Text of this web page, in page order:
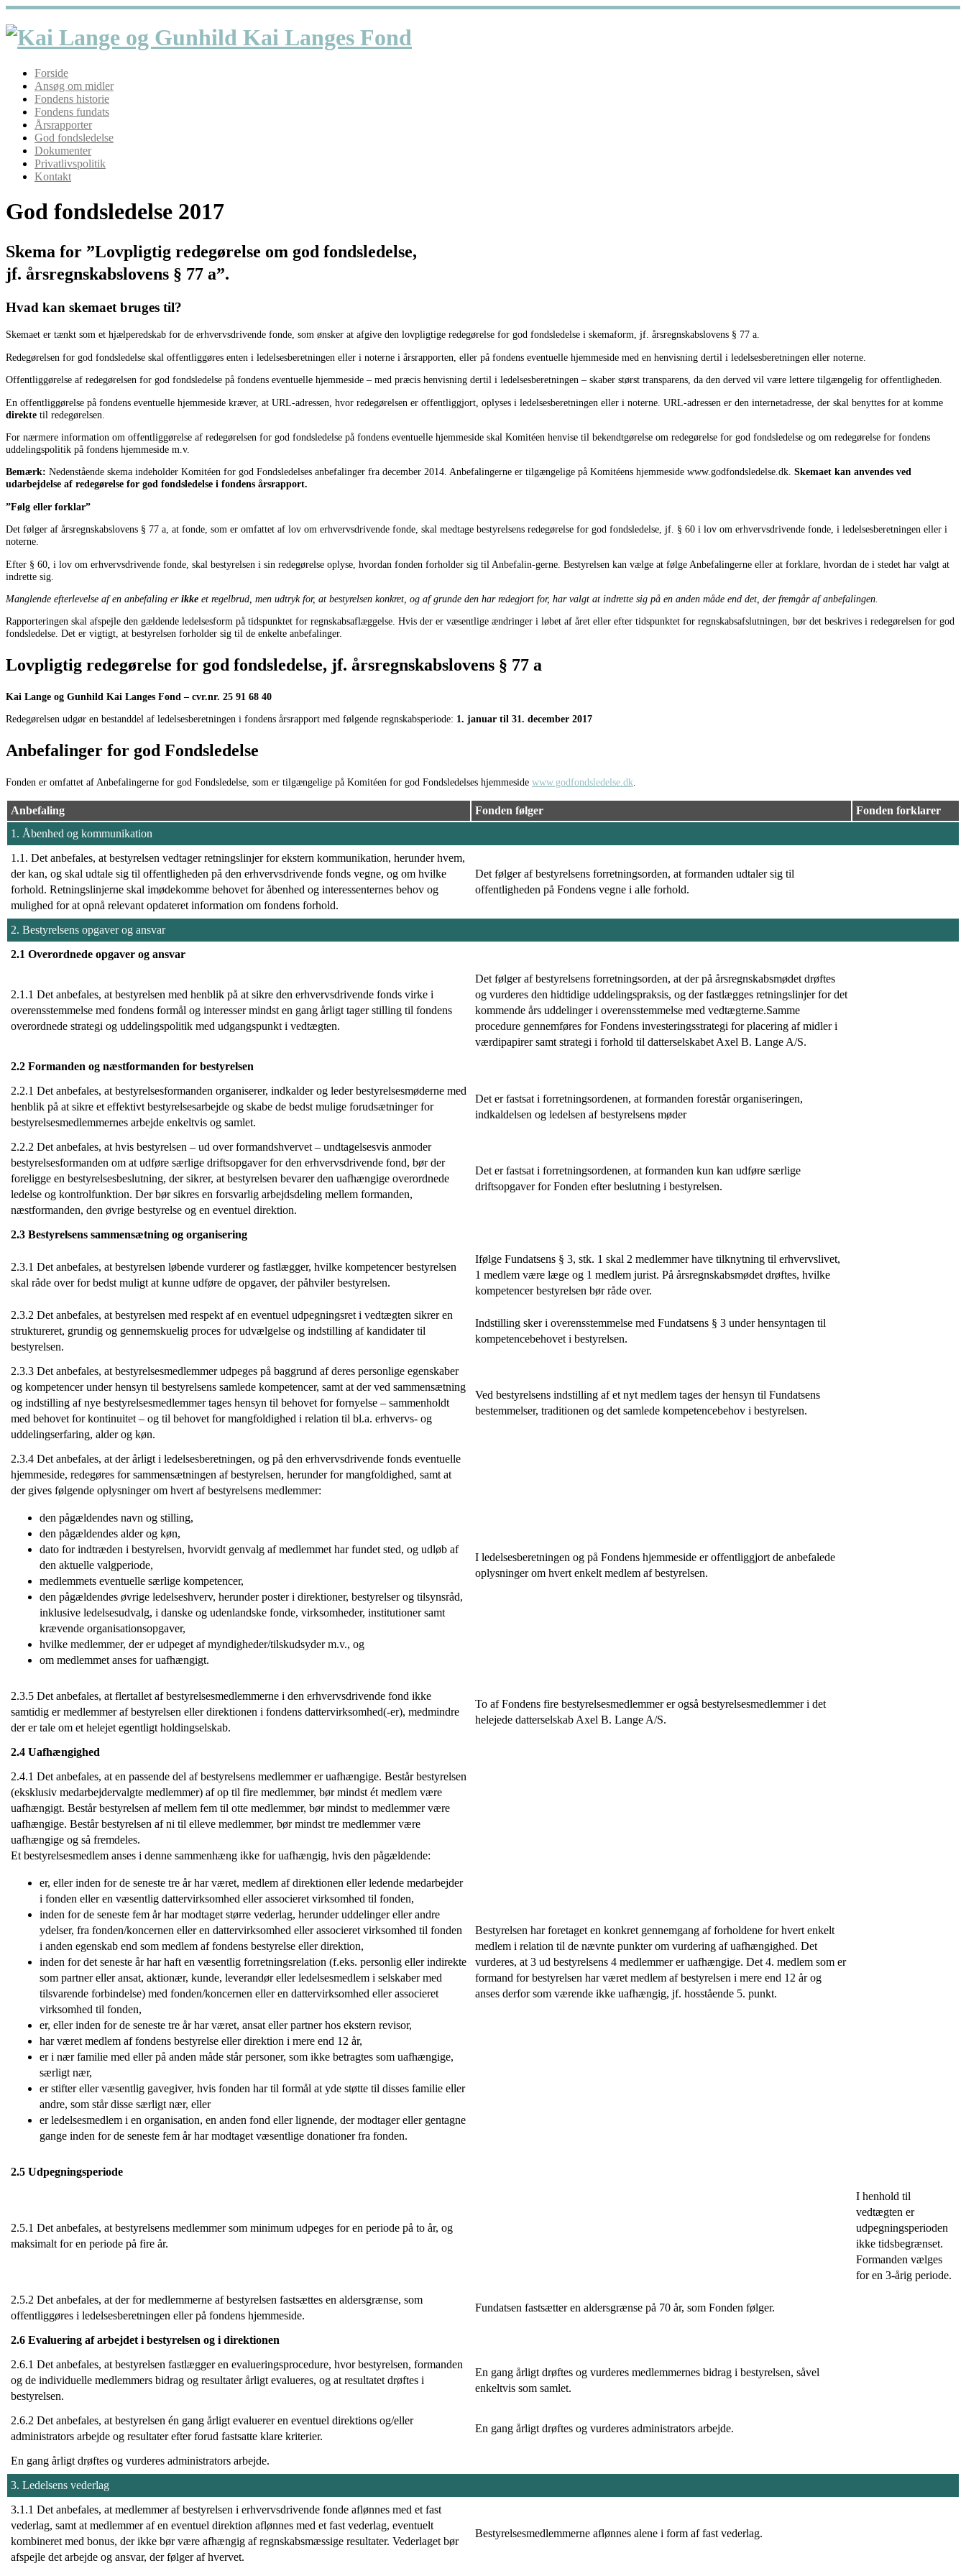
Forside
Ansøg om midler
Fondens historie
Fondens fundats
Årsrapporter
God fondsledelse
Dokumenter
Privatlivspolitik
Kontakt
God fondsledelse 2017
Skema for ”Lovpligtig redegørelse om god fondsledelse,
jf. årsregnskabslovens § 77 a”.
Hvad kan skemaet bruges til?
Skemaet er tænkt som et hjælperedskab for de erhvervsdrivende fonde, som ønsker at afgive den lovpligtige redegørelse for god fondsledelse i skemaform, jf. årsregnskabslovens § 77 a.
Redegørelsen for god fondsledelse skal offentliggøres enten i ledelsesberetningen eller i noterne i årsrapporten, eller på fondens eventuelle hjemmeside med en henvisning dertil i ledelsesberetningen eller noterne.
Offentliggørelse af redegørelsen for god fondsledelse på fondens eventuelle hjemmeside – med præcis henvisning dertil i ledelsesberetningen – skaber størst transparens, da den derved vil være lettere tilgængelig for offentligheden.
En offentliggørelse på fondens eventuelle hjemmeside kræver, at URL-adressen, hvor redegørelsen er offentliggjort, oplyses i ledelsesberetningen eller i noterne. URL-adressen er den internetadresse, der skal benyttes for at komme
direkte til redegørelsen.
For nærmere information om offentliggørelse af redegørelsen for god fondsledelse på fondens eventuelle hjemmeside skal Komitéen henvise til bekendtgørelse om redegørelse for god fondsledelse og om redegørelse for fondens
uddelingspolitik på fondens hjemmeside m.v.
Bemærk: Nedenstående skema indeholder Komitéen for god Fondsledelses anbefalinger fra december 2014. Anbefalingerne er tilgængelige på Komitéens hjemmeside www.godfondsledelse.dk. Skemaet kan anvendes ved
udarbejdelse af redegørelse for god fondsledelse i fondens årsrapport.
”Følg eller forklar”
Det følger af årsregnskabslovens § 77 a, at fonde, som er omfattet af lov om erhvervsdrivende fonde, skal medtage bestyrelsens redegørelse for god fondsledelse, jf. § 60 i lov om erhvervsdrivende fonde, i ledelsesberetningen eller i
noterne.
Efter § 60, i lov om erhvervsdrivende fonde, skal bestyrelsen i sin redegørelse oplyse, hvordan fonden forholder sig til Anbefalin-gerne. Bestyrelsen kan vælge at følge Anbefalingerne eller at forklare, hvordan de i stedet har valgt at
indrette sig.
Manglende efterlevelse af en anbefaling erikke et regelbrud, men udtryk for, at bestyrelsen konkret, og af grunde den har redegjort for, har valgt at indrette sig på en anden måde end det, der fremgår af anbefalingen.
Rapporteringen skal afspejle den gældende ledelsesform på tidspunktet for regnskabsaflæggelse. Hvis der er væsentlige ændringer i løbet af året eller efter tidspunktet for regnskabsafslutningen, bør det beskrives i redegørelsen for god
fondsledelse. Det er vigtigt, at bestyrelsen forholder sig til de enkelte anbefalinger.
Lovpligtig redegørelse for god fondsledelse, jf. årsregnskabslovens § 77 a
Kai Lange og Gunhild Kai Langes Fond – cvr.nr. 25 91 68 40
Redegørelsen udgør en bestanddel af ledelsesberetningen i fondens årsrapport med følgende regnskabsperiode: 1. januar til 31. december 2017
Anbefalinger for god Fondsledelse
Fonden er omfattet af Anbefalingerne for god Fondsledelse, som er tilgængelige på Komitéen for god Fondsledelses hjemmeside www.godfondsledelse.dk.
Anbefaling Fonden følger
Fonden forklarer
1. Åbenhed og kommunikation
1.1. Det anbefales, at bestyrelsen vedtager retningslinjer for ekstern kommunikation, herunder hvem,
der kan, og skal udtale sig til offentligheden på den erhvervsdrivende fonds vegne, og om hvilke
forhold. Retningslinjerne skal imødekomme behovet for åbenhed og interessenternes behov og
mulighed for at opnå relevant opdateret information om fondens forhold.
Det følger af bestyrelsens forretningsorden, at formanden udtaler sig til
offentligheden på Fondens vegne i alle forhold.
2. Bestyrelsens opgaver og ansvar
2.1 Overordnede opgaver og ansvar
2.1.1 Det anbefales, at bestyrelsen med henblik på at sikre den erhvervsdrivende fonds virke i
overensstemmelse med fondens formål og interesser mindst en gang årligt tager stilling til fondens
overordnede strategi og uddelingspolitik med udgangspunkt i vedtægten.
Det følger af bestyrelsens forretningsorden, at der på årsregnskabsmødet drøftes
og vurderes den hidtidige uddelingspraksis, og der fastlægges retningslinjer for det
kommende års uddelinger i overensstemmelse med vedtægterne.Samme
procedure gennemføres for Fondens investeringsstrategi for placering af midler i
værdipapirer samt strategi i forhold til datterselskabet Axel B. Lange A/S.
2.2 Formanden og næstformanden for bestyrelsen
2.2.1 Det anbefales, at bestyrelsesformanden organiserer, indkalder og leder bestyrelsesmøderne med
henblik på at sikre et effektivt bestyrelsesarbejde og skabe de bedst mulige forudsætninger for
bestyrelsesmedlemmernes arbejde enkeltvis og samlet.
Det er fastsat i forretningsordenen, at formanden forestår organiseringen,
indkaldelsen og ledelsen af bestyrelsens møder
2.2.2 Det anbefales, at hvis bestyrelsen – ud over formandshvervet – undtagelsesvis anmoder
bestyrelsesformanden om at udføre særlige driftsopgaver for den erhvervsdrivende fond, bør der
foreligge en bestyrelsesbeslutning, der sikrer, at bestyrelsen bevarer den uafhængige overordnede
ledelse og kontrolfunktion. Der bør sikres en forsvarlig arbejdsdeling mellem formanden,
næstformanden, den øvrige bestyrelse og en eventuel direktion.
Det er fastsat i forretningsordenen, at formanden kun kan udføre særlige
driftsopgaver for Fonden efter beslutning i bestyrelsen.
2.3 Bestyrelsens sammensætning og organisering
2.3.1 Det anbefales, at bestyrelsen løbende vurderer og fastlægger, hvilke kompetencer bestyrelsen
skal råde over for bedst muligt at kunne udføre de opgaver, der påhviler bestyrelsen.
Ifølge Fundatsens § 3, stk. 1 skal 2 medlemmer have tilknytning til erhvervslivet,
1 medlem være læge og 1 medlem jurist. På årsregnskabsmødet drøftes, hvilke
kompetencer bestyrelsen bør råde over.
2.3.2 Det anbefales, at bestyrelsen med respekt af en eventuel udpegningsret i vedtægten sikrer en
struktureret, grundig og gennemskuelig proces for udvælgelse og indstilling af kandidater til
bestyrelsen.
Indstilling sker i overensstemmelse med Fundatsens § 3 under hensyntagen til
kompetencebehovet i bestyrelsen.
2.3.3 Det anbefales, at bestyrelsesmedlemmer udpeges på baggrund af deres personlige egenskaber
og kompetencer under hensyn til bestyrelsens samlede kompetencer, samt at der ved sammensætning
og indstilling af nye bestyrelsesmedlemmer tages hensyn til behovet for fornyelse – sammenholdt
med behovet for kontinuitet – og til behovet for mangfoldighed i relation til bl.a. erhvervs- og
uddelingserfaring, alder og køn.
Ved bestyrelsens indstilling af et nyt medlem tages der hensyn til Fundatsens
bestemmelser, traditionen og det samlede kompetencebehov i bestyrelsen.
2.3.4 Det anbefales, at der årligt i ledelsesberetningen, og på den erhvervsdrivende fonds eventuelle
hjemmeside, redegøres for sammensætningen af bestyrelsen, herunder for mangfoldighed, samt at
der gives følgende oplysninger om hvert af bestyrelsens medlemmer:
den pågældendes navn og stilling,
den pågældendes alder og køn,
dato for indtræden i bestyrelsen, hvorvidt genvalg af medlemmet har fundet sted, og udløb af
den aktuelle valgperiode,
medlemmets eventuelle særlige kompetencer,
den pågældendes øvrige ledelseshverv, herunder poster i direktioner, bestyrelser og tilsynsråd,
inklusive ledelsesudvalg, i danske og udenlandske fonde, virksomheder, institutioner samt
krævende organisationsopgaver,
hvilke medlemmer, der er udpeget af myndigheder/tilskudsyder m.v., og
om medlemmet anses for uafhængigt.
I ledelsesberetningen og på Fondens hjemmeside er offentliggjort de anbefalede
oplysninger om hvert enkelt medlem af bestyrelsen.
2.3.5 Det anbefales, at flertallet af bestyrelsesmedlemmerne i den erhvervsdrivende fond ikke
samtidig er medlemmer af bestyrelsen eller direktionen i fondens dattervirksomhed(-er), medmindre
der er tale om et helejet egentligt holdingselskab.
To af Fondens fire bestyrelsesmedlemmer er også bestyrelsesmedlemmer i det
helejede datterselskab Axel B. Lange A/S.
2.4 Uafhængighed
2.4.1 Det anbefales, at en passende del af bestyrelsens medlemmer er uafhængige. Består bestyrelsen
(eksklusiv medarbejdervalgte medlemmer) af op til fire medlemmer, bør mindst ét medlem være
uafhængigt. Består bestyrelsen af mellem fem til otte medlemmer, bør mindst to medlemmer være
uafhængige. Består bestyrelsen af ni til elleve medlemmer, bør mindst tre medlemmer være
uafhængige og så fremdeles.
Et bestyrelsesmedlem anses i denne sammenhæng ikke for uafhængig, hvis den pågældende:
er, eller inden for de seneste tre år har været, medlem af direktionen eller ledende medarbejder
i fonden eller en væsentlig dattervirksomhed eller associeret virksomhed til fonden,
inden for de seneste fem år har modtaget større vederlag, herunder uddelinger eller andre
ydelser, fra fonden/koncernen eller en dattervirksomhed eller associeret virksomhed til fonden
i anden egenskab end som medlem af fondens bestyrelse eller direktion,
inden for det seneste år har haft en væsentlig forretningsrelation (f.eks. personlig eller indirekte
som partner eller ansat, aktionær, kunde, leverandør eller ledelsesmedlem i selskaber med
tilsvarende forbindelse) med fonden/koncernen eller en dattervirksomhed eller associeret
virksomhed til fonden,
er, eller inden for de seneste tre år har været, ansat eller partner hos ekstern revisor,
har været medlem af fondens bestyrelse eller direktion i mere end 12 år,
er i nær familie med eller på anden måde står personer, som ikke betragtes som uafhængige,
særligt nær,
er stifter eller væsentlig gavegiver, hvis fonden har til formål at yde støtte til disses familie eller
andre, som står disse særligt nær, eller
er ledelsesmedlem i en organisation, en anden fond eller lignende, der modtager eller gentagne
gange inden for de seneste fem år har modtaget væsentlige donationer fra fonden.
Bestyrelsen har foretaget en konkret gennemgang af forholdene for hvert enkelt
medlem i relation til de nævnte punkter om vurdering af uafhængighed. Det
vurderes, at 3 ud bestyrelsens 4 medlemmer er uafhængige. Det 4. medlem som er
formand for bestyrelsen har været medlem af bestyrelsen i mere end 12 år og
anses derfor som værende ikke uafhængig, jf. hosstående 5. punkt.
2.5 Udpegningsperiode
2.5.1 Det anbefales, at bestyrelsens medlemmer som minimum udpeges for en periode på to år, og
maksimalt for en periode på fire år.
I henhold til
vedtægten er
udpegningsperioden
ikke tidsbegrænset.
Formanden vælges
for en 3-årig periode.
2.5.2 Det anbefales, at der for medlemmerne af bestyrelsen fastsættes en aldersgrænse, som
offentliggøres i ledelsesberetningen eller på fondens hjemmeside.
Fundatsen fastsætter en aldersgrænse på 70 år, som Fonden følger.
2.6 Evaluering af arbejdet i bestyrelsen og i direktionen
2.6.1 Det anbefales, at bestyrelsen fastlægger en evalueringsprocedure, hvor bestyrelsen, formanden
og de individuelle medlemmers bidrag og resultater årligt evalueres, og at resultatet drøftes i
bestyrelsen.
En gang årligt drøftes og vurderes medlemmernes bidrag i bestyrelsen, såvel
enkeltvis som samlet.
2.6.2 Det anbefales, at bestyrelsen én gang årligt evaluerer en eventuel direktions og/eller
administrators arbejde og resultater efter forud fastsatte klare kriterier.
En gang årligt drøftes og vurderes administrators arbejde.
En gang årligt drøftes og vurderes administrators arbejde.
3. Ledelsens vederlag
3.1.1 Det anbefales, at medlemmer af bestyrelsen i erhvervsdrivende fonde aflønnes med et fast
vederlag, samt at medlemmer af en eventuel direktion aflønnes med et fast vederlag, eventuelt
kombineret med bonus, der ikke bør være afhængig af regnskabsmæssige resultater. Vederlaget bør
afspejle det arbejde og ansvar, der følger af hvervet.
Bestyrelsesmedlemmerne aflønnes alene i form af fast vederlag.